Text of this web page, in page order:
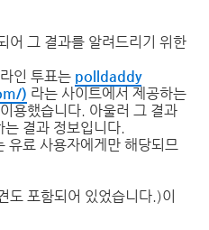
어 그 결과를 알려드리기 위한
인 투표는 polldaddy
) 라는 사이트에서 제공하는
용했습니다. 아울러 그 결과
결과 정보입니다.
유료 사용자에게만 해당되므
포함되어 있었습니다.)이